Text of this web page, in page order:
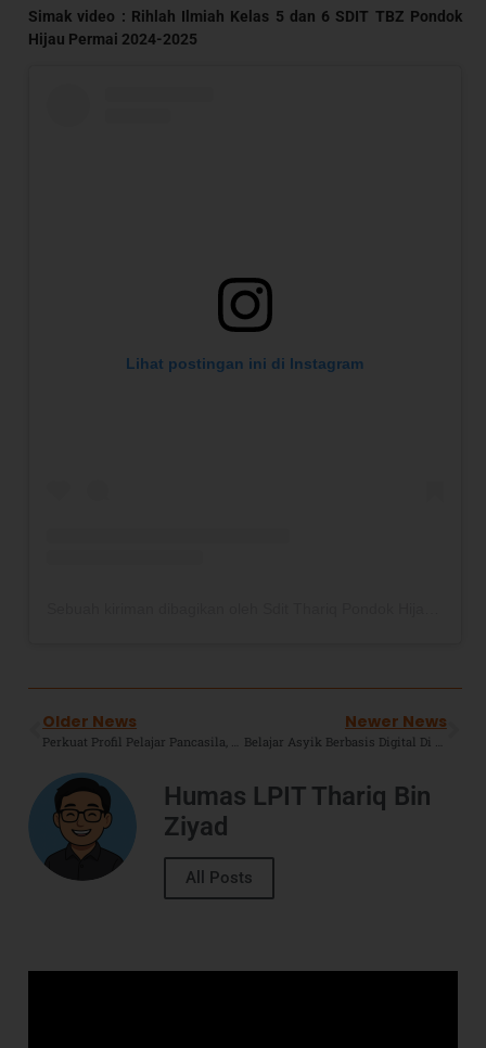
Simak video : Rihlah Ilmiah Kelas 5 dan 6 SDIT TBZ Pondok
Hijau Permai 2024-2025
Lihat postingan ini di Instagram
Older News
Perkuat Profil Pelajar Pancasila, TKIT TBZ Mengadakan Gelar Budaya.
Newer News
Belajar Asyik Berbasis Digital Di SMPIT TBZ, Mau Coba ?
Humas LPIT Thariq Bin
Ziyad
All Posts